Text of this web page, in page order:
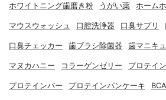
ホワイトニング歯磨き粉 うがい薬 ホーム
マウスウォッシュ 口腔洗浄器 口臭サプリ
口臭チェッカー 歯ブラシ除菌器 歯マニキ
マヌカハニー コラーゲンゼリー プロテイン
プロテインバー プロテインパンケーキ